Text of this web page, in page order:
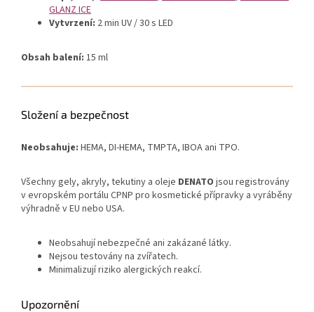
GLANZ ICE
Vytvrzení: 2 min UV / 30 s LED
Obsah balení: 15 ml
Složení a bezpečnost
Neobsahuje: HEMA, DI-HEMA, TMPTA, IBOA ani TPO.
Všechny gely, akryly, tekutiny a oleje DENATO jsou registrovány
v evropském portálu CPNP pro kosmetické přípravky a vyráběny
výhradně v EU nebo USA.
Neobsahují nebezpečné ani zakázané látky.
Nejsou testovány na zvířatech.
Minimalizují riziko alergických reakcí.
Upozornění